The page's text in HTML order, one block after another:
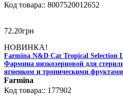
8007520012652
72.20грн
НОВИНКА!
Farmina N&D Cat Tropical Selection
Фармина низкозерновой для
ягненком и тропическими
Farmina
177902